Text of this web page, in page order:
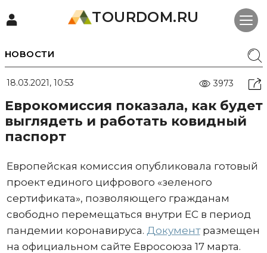
TOURDOM.RU
НОВОСТИ
18.03.2021, 10:53 3973
Еврокомиссия показала, как будет
выглядеть и работать ковидный
паспорт
Европейская комиссия опубликовала готовый
проект единого цифрового «зеленого
сертификата», позволяющего гражданам
свободно перемещаться внутри ЕС в период
пандемии коронавируса. Документразмещен
на официальном сайте Евросоюза 17 марта.